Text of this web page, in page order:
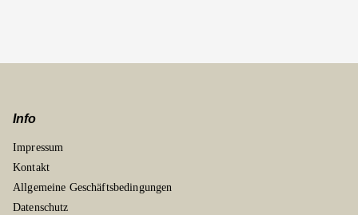
Info
Impressum
Kontakt
Allgemeine Geschäftsbedingungen
Datenschutz